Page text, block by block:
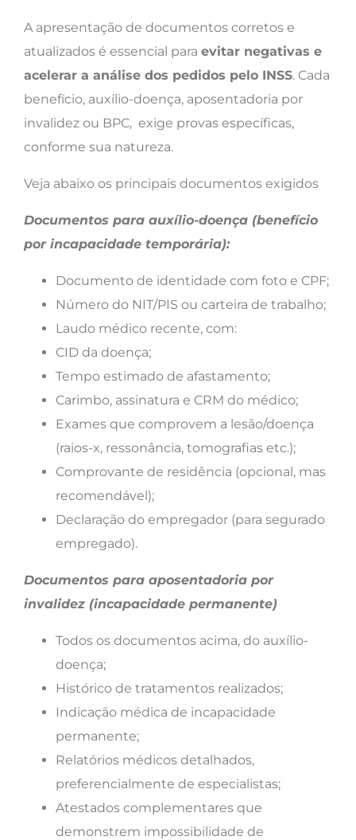
A apresentação de documentos corretos e
atualizados é essencial para evitar negativas e
acelerar a análise dos pedidos pelo INSS. Cada
benefício, auxílio-doença, aposentadoria por
invalidez ou BPC, exige provas específicas,
conforme sua natureza.
Veja abaixo os principais documentos exigidos
Documentos para auxílio-doença (benefício
por incapacidade temporária):
Documento de identidade com foto e CPF;
Número do NIT/PIS ou carteira de trabalho;
Laudo médico recente, com:
CID da doença;
Tempo estimado de afastamento;
Carimbo, assinatura e CRM do médico;
Exames que comprovem a lesão/doença
(raios-x, ressonância, tomografias etc.);
Comprovante de residência (opcional, mas
recomendável);
Declaração do empregador (para segurado
empregado).
Documentos para aposentadoria por
invalidez (incapacidade permanente)
Todos os documentos acima, do auxílio-
doença;
Histórico de tratamentos realizados;
Indicação médica de incapacidade
permanente;
Relatórios médicos detalhados,
preferencialmente de especialistas;
Atestados complementares que
demonstrem impossibilidade de